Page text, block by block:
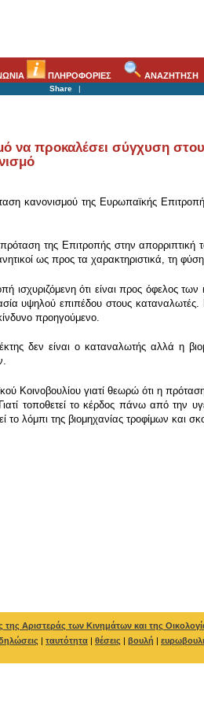
ΠΛΗΡΟΦΟΡΙΕΣ ΑΝΑΖΗΤΗΣΗ
Share |
να προκαλέσει σύγχυση
κανονισμού της Ευρωπαϊκής
της Επιτροπής στην απορριπτική
ως προς τα χαρακτηριστικά, τη φύση
ότι είναι προς όφελος
υψηλού επιπέδου στους
προηγούμενο.
δεν είναι ο καταναλωτής αλλά η
Κοινοβουλίου γιατί θεωρώ ότι η
τοποθετεί το κέρδος πάνω από την
λόμπι της βιομηχανίας τροφίμων και
Αριστεράς των Κινημάτων και της
| ταυτότητα | θέσεις | βουλή |